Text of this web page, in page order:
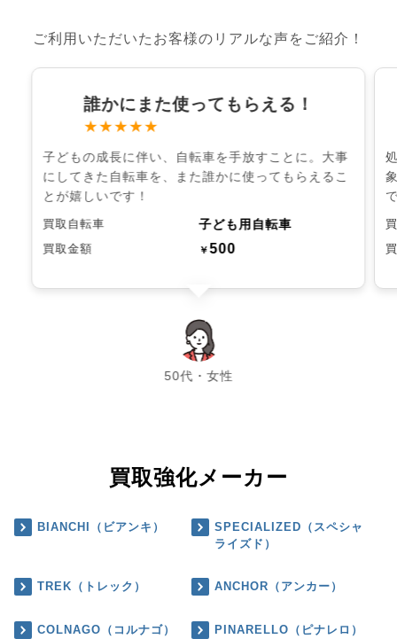
ご利用いただいたお客様のリアルな声をご紹介！
誰かにまた使ってもらえる！
★★★★★
子どもの成長に伴い、自転車を手放すことに。大事
にしてきた自転車を、また誰かに使ってもらえるこ
とが嬉しいです！
買取自転車 子ども用自転車
買取金額 ￥500
50代・女性
chevron_left chevron_right
買取強化メーカー
BIANCHI（ビアンキ）
SPECIALIZED（スペシャ
ライズド）
TREK（トレック） ANCHOR（アンカー）
COLNAGO（コルナゴ） PINARELLO（ピナレロ）